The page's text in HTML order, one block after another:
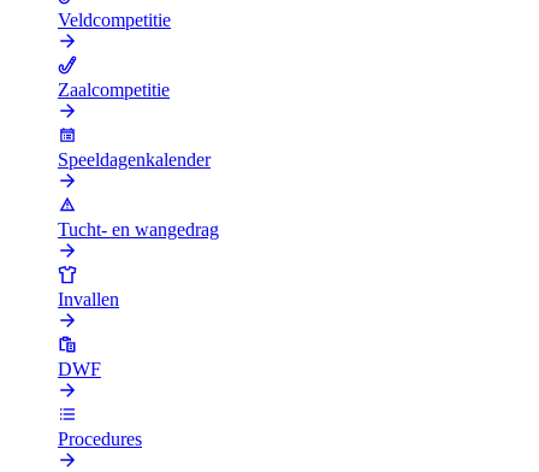
Veldcompetitie
Zaalcompetitie
Speeldagenkalender
Tucht- en wangedrag
Invallen
DWF
Procedures